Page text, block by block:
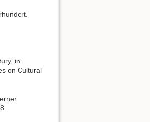
in:
on Cultural